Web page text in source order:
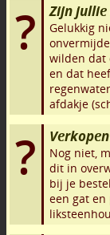
Zijn jullie
Gelukkig
wilden dat
en dat
afdakje
Nog niet,
dit in
bij je
een gat